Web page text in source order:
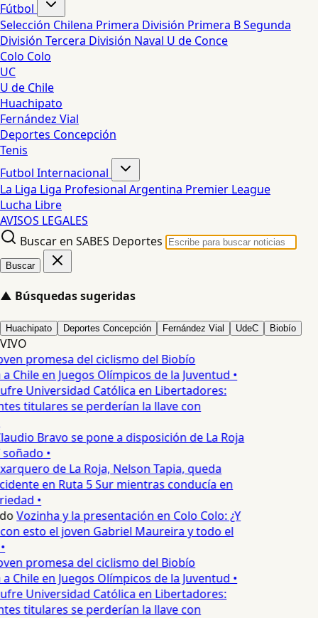
Fútbol
Selección Chilena Primera División Primera BSegunda
División Tercera División Naval U de Conce
Colo Colo
UC
U de Chile
Huachipato
Fernández Vial
Deportes Concepción
Tenis
Futbol Internacional
La Liga Liga Profesional Argentina Premier League
Lucha Libre
AVISOS LEGALES
Buscar en SABES Deportes
Buscar
▲ Búsquedas sugeridas
Huachipato Deportes Concepción Fernández Vial UdeC Biobío
VIVO
promesa del ciclismo del Biobío
Chile en Juegos Olímpicos de la Juventud •
Universidad Católica en Libertadores:
titulares se perderían la llave con
Bravo se pone a disposición de La Roja
•
de La Roja, Nelson Tapia, queda
en Ruta 5 Sur mientras conducía en
•
Vozinha y la presentación en Colo Colo: ¿Y
esto el joven Gabriel Maureira y todo el
promesa del ciclismo del Biobío
Chile en Juegos Olímpicos de la Juventud •
Universidad Católica en Libertadores:
titulares se perderían la llave con